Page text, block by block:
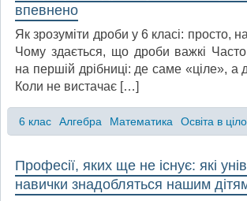
впевнено
Як зрозуміти дроби у 6 класі: просто,
Чому здається, що дроби важкі
на першій дрібниці: де саме «ціле», а
Коли не вистачає […]
6 клас Алгебра Математика Освіта в
Професії, яких ще не існує: які
навички знадобляться нашим